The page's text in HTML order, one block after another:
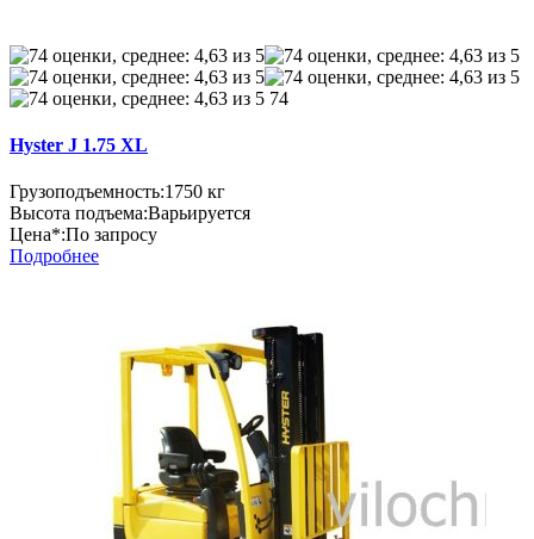
74
Hyster J 1.75 XL
Грузоподъемность:1750 кг
Высота подъема:Варьируется
Цена*:По запросу
Подробнее